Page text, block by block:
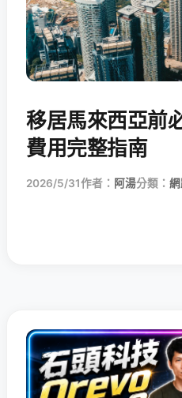
移居馬來西亞前
費用完整指南
2026/5/31作者： 阿湯分類：